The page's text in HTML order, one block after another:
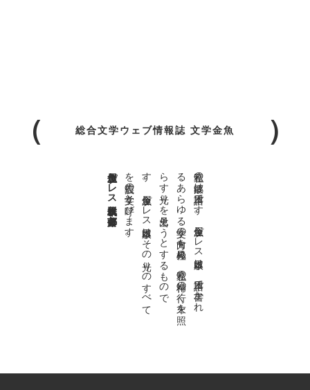
総合文学ウェブ情報誌 文学金魚
私達の
故郷は
日本語で
す
。
金魚屋プ
レ
ス
日本版は
、
日本語で
書か
れ
る
あ
ら
ゆ
る
文学の
方向を
見極め
、
私達の
精神の
行く
末を
照
ら
す
光り
を
見出そ
う
と
す
る
も
の
で
す
。
金魚屋プ
レ
ス
日本版は
そ
の
光り
の
す
べ
て
を
広義の
文学と
呼び
ま
す
。
金魚屋プレス日本版代表 齋藤都